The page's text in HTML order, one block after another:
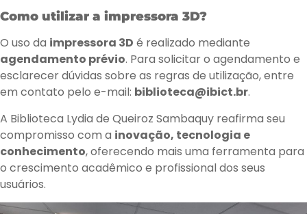
Como utilizar a impressora 3D?
O uso da impressora 3D é realizado mediante
agendamento prévio. Para solicitar o agendamento e
esclarecer dúvidas sobre as regras de utilização, entre
em contato pelo e-mail: biblioteca@ibict.br.
A Biblioteca Lydia de Queiroz Sambaquy reafirma seu
compromisso com a inovação, tecnologia e
conhecimento, oferecendo mais uma ferramenta para
o crescimento acadêmico e profissional dos seus
usuários.